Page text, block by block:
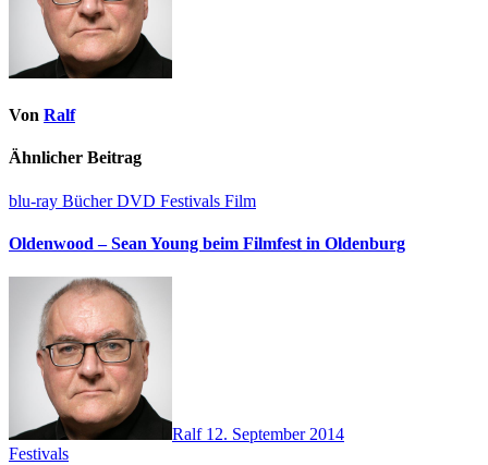
Von Ralf
Ähnlicher Beitrag
blu-ray BücherDVD Festivals Film
Oldenwood – Sean Young beim Filmfest in Oldenburg
Ralf 12. September 2014
Festivals